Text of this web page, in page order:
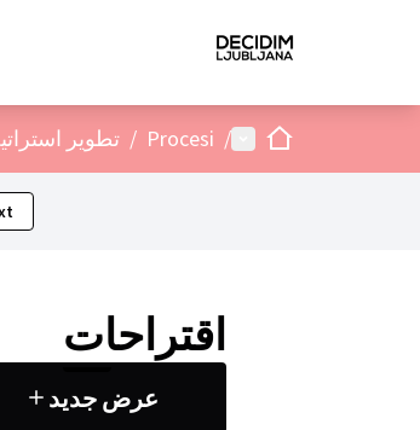
الصفحة الرئيسية
القائمة الرئيسية
/
Procesi
/ تطوير
اقتراحات
عرض جديد